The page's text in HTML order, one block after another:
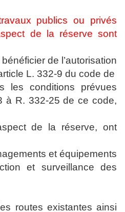
publics ou privés
de la réserve sont
de l’autorisation
L. 332-9 du code de
les conditions prévues
à R. 332-25 de ce code,
de la réserve, ont
et équipements
et surveillance des
routes existantes ainsi